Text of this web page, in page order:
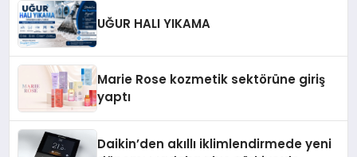
UĞUR HALI YIKAMA
Marie Rose kozmetik sektörüne giriş
yaptı
Daikin’den akıllı iklimlendirmede yeni